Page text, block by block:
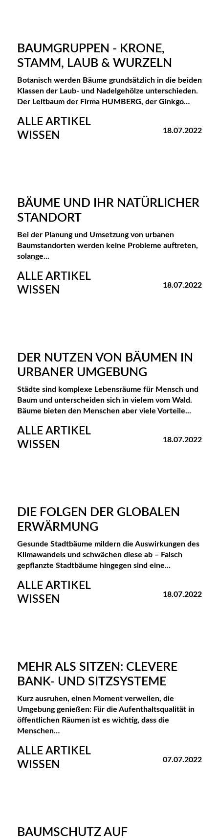
BAUMGRUPPEN - KRONE,
STAMM, LAUB & WURZELN
Botanisch werden Bäume grundsätzlich in die beiden
Klassen der Laub- und Nadelgehölze unterschieden.
Der Leitbaum der Firma HUMBERG, der Ginkgo…
ALLE ARTIKEL
WISSEN
18.07.2022
BÄUME UND IHR NATÜRLICHER
STANDORT
Bei der Planung und Umsetzung von urbanen
Baumstandorten werden keine Probleme auftreten,
solange...
ALLE ARTIKEL
WISSEN
18.07.2022
DER NUTZEN VON BÄUMEN IN
URBANER UMGEBUNG
Städte sind komplexe Lebensräume für Mensch und
Baum und unterscheiden sich in vielem vom Wald.
Bäume bieten den Menschen aber viele Vorteile...
ALLE ARTIKEL
WISSEN
18.07.2022
DIE FOLGEN DER GLOBALEN
ERWÄRMUNG
Gesunde Stadtbäume mildern die Auswirkungen des
Klimawandels und schwächen diese ab – Falsch
gepflanzte Stadtbäume hingegen sind eine...
ALLE ARTIKEL
WISSEN
18.07.2022
MEHR ALS SITZEN: CLEVERE
BANK- UND SITZSYSTEME
Kurz ausruhen, einen Moment verweilen, die
Umgebung genießen: Für die Aufenthaltsqualität in
öffentlichen Räumen ist es wichtig, dass die
Menschen…
ALLE ARTIKEL
WISSEN
07.07.2022
BAUMSCHUTZ AUF